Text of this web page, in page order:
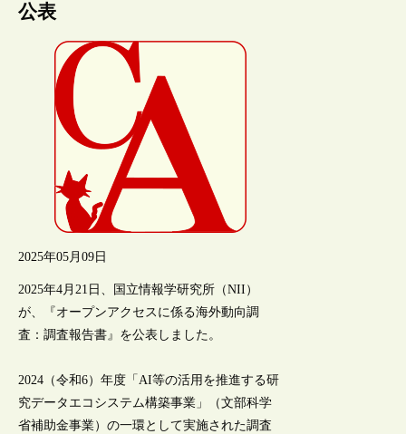
公表
2025年05月09日
2025年4月21日、国立情報学研究所（NII）
が、『オープンアクセスに係る海外動向調
査：調査報告書』を公表しました。
2024（令和6）年度「AI等の活用を推進する研
究データエコシステム構築事業」（文部科学
省補助金事業）の一環として実施された調査